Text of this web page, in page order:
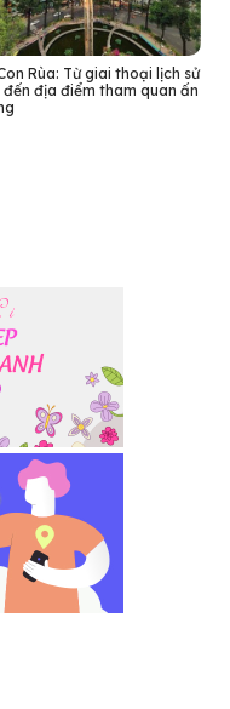
Rùa: Từ giai thoại lịch sử
đến địa điểm tham quan ấn